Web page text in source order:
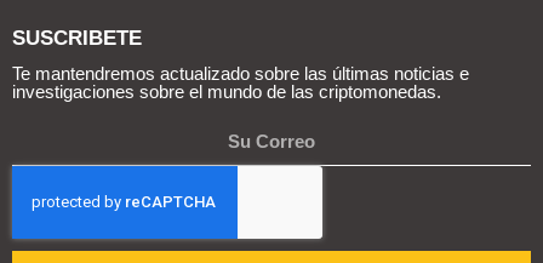
SUSCRIBETE
Te mantendremos actualizado sobre las últimas noticias e
investigaciones sobre el mundo de las criptomonedas.